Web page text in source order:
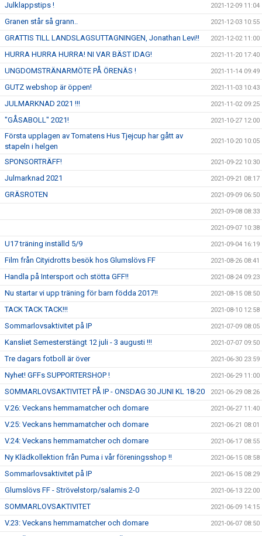
Julklappstips ! 2021-12-09 11:04
Granen står så grann.. 2021-12-03 10:55
GRATTIS TILL LANDSLAGSUTTAGNINGEN, Jonathan Levi!! 2021-12-02 11:00
HURRA HURRA HURRA! NI VAR BÄST IDAG! 2021-11-20 17:40
UNGDOMSTRÄNARMÖTE PÅ ÖRENÄS ! 2021-11-14 09:49
GUTZ webshop är öppen! 2021-11-03 10:43
JULMARKNAD 2021 !!! 2021-11-02 09:25
"GÅSABOLL" 2021! 2021-10-27 12:00
Första upplagen av Tomatens Hus Tjejcup har gått av
stapeln i helgen
2021-10-20 10:05
SPONSORTRÄFF! 2021-09-22 10:30
Julmarknad 2021 2021-09-21 08:17
GRÄSROTEN 2021-09-09 06:50
2021-09-08 08:33
2021-09-07 10:38
U17 träning inställd 5/9 2021-09-04 16:19
Film från Cityidrotts besök hos Glumslövs FF 2021-08-26 08:41
Handla på Intersport och stötta GFF!! 2021-08-24 09:23
Nu startar vi upp träning för barn födda 2017!! 2021-08-15 08:50
TACK TACK TACK!!! 2021-08-10 12:58
Sommarlovsaktivitet på IP 2021-07-09 08:05
Kansliet Semesterstängt 12 juli - 3 augusti !!! 2021-07-07 09:50
Tre dagars fotboll är över 2021-06-30 23:59
Nyhet! GFFs SUPPORTERSHOP ! 2021-06-29 11:00
SOMMARLOVSAKTIVITET PÅ IP - ONSDAG 30 JUNI KL 18-20 2021-06-29 08:26
V.26: Veckans hemmamatcher och domare 2021-06-27 11:40
V.25: Veckans hemmamatcher och domare 2021-06-21 08:01
V.24: Veckans hemmamatcher och domare 2021-06-17 08:55
Ny Klädkollektion från Puma i vår föreningsshop !! 2021-06-15 08:58
Sommarlovsaktivitet på IP 2021-06-15 08:29
Glumslövs FF - Strövelstorp/salamis 2-0 2021-06-13 22:00
SOMMARLOVSAKTIVITET 2021-06-09 14:15
V.23: Veckans hemmamatcher och domare 2021-06-07 08:50